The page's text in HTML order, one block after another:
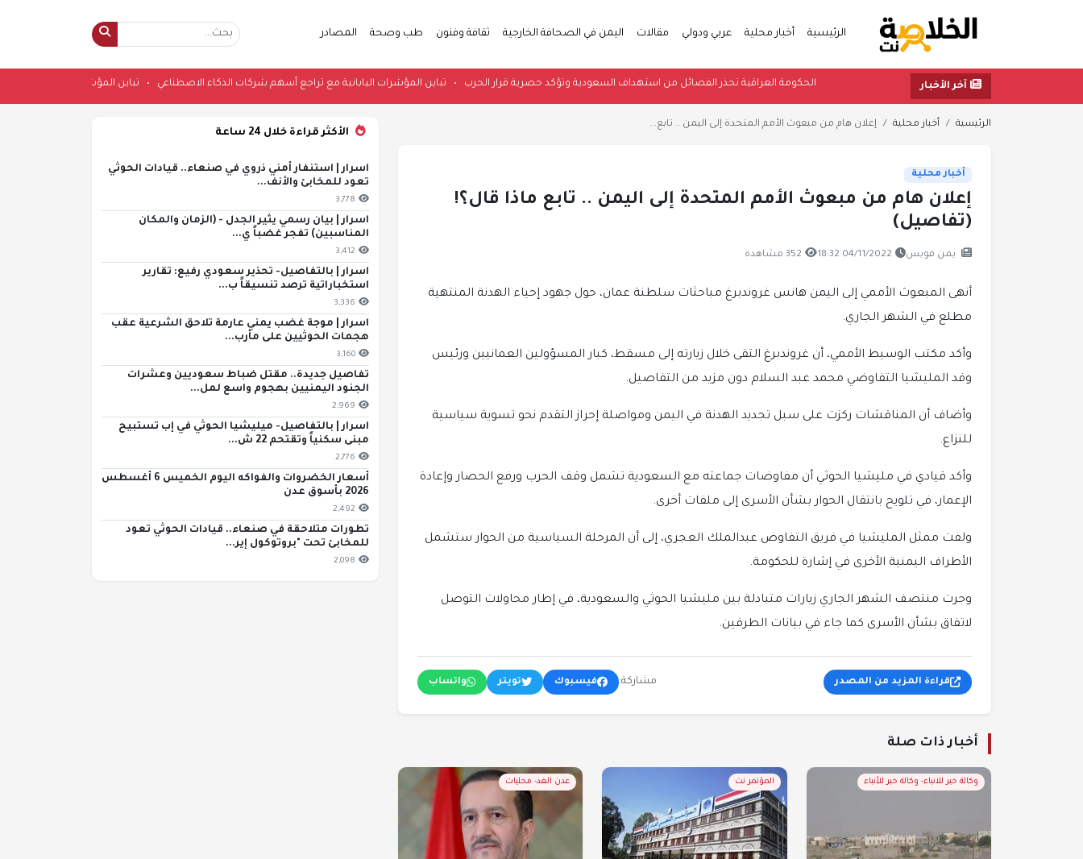
الرئيسية أخبار محلية عربي ودولي مقالات اليمن في الصحافة الخارجية ثقافة وفنون طب وصحة المصادر
آخر الأخبار الحكومة العراقية تحذر الفصائل من استهداف السعودية وتؤكد حصرية قرار الحرب•تباين المؤشرات اليابانية مع تراجع أسهم شركات الذكاء الاصطناعي•تباين المؤشرات
الرئيسية أخبار محلية إعلان هام من مبعوث الأمم المتحدة إلى اليمن .. تابع...
أخبار محلية
إعلان هام من مبعوث الأمم المتحدة إلى اليمن .. تابع ماذا قال؟!
(تفاصيل)
يمن فويس 04/11/2022 18:32 352 مشاهدة
أنهى المبعوث الأممي إلى اليمن هانس غروندبرغ مباحثات سلطنة عمان، حول جهود إحياء الهدنة المنتهية
مطلع في الشهر الجاري.
وأكد مكتب الوسيط الأممي، أن غروندبرغ التقى خلال زيارته إلى مسقط، كبار المسؤولين العمانيين ورئيس
وفد المليشيا التفاوضي محمد عبد السلام دون مزيد من التفاصيل.
وأضاف أن المناقشات ركزت على سبل تجديد الهدنة في اليمن ومواصلة إحراز التقدم نحو تسوية سياسية
للنزاع.
وأكد قيادي في مليشيا الحوثي أن مفاوضات جماعته مع السعودية تشمل وقف الحرب ورفع الحصار وإعادة
الإعمار، في تلويح بانتقال الحوار بشأن الأسرى إلى ملفات أخرى.
ولفت ممثل المليشيا في فريق التفاوض عبدالملك العجري، إلى أن المرحلة السياسية من الحوار ستشمل
الأطراف اليمنية الأخرى في إشارة للحكومة.
وجرت منتصف الشهر الجاري زيارات متبادلة بين مليشيا الحوثي والسعودية، في إطار محاولات التوصل
لاتفاق بشأن الأسرى كما جاء في بيانات الطرفين.
قراءة المزيد من المصدر مشاركة: فيسبوك تويتر واتساب
أخبار ذات صلة
وكالة خبر للانباء- وكالة خبر للأنباء المؤتمر نت عدن الغد- محليات
الأكثر قراءة خلال 24 ساعة
اسرار | استنفار أمني ذروي في صنعاء.. قيادات الحوثي
تعود للمخابئ والأنف...
3,778
اسرار | بيان رسمي يثير الجدل - (الزمان والمكان
المناسبين) تفجر غضباً ي...
3,412
اسرار | بالتفاصيل- تحذير سعودي رفيع: تقارير
استخباراتية ترصد تنسيقاً ب...
3,336
اسرار | موجة غضب يمني عارمة تلاحق الشرعية عقب
هجمات الحوثيين على مأرب...
3,160
تفاصيل جديدة.. مقتل ضباط سعوديين وعشرات
الجنود اليمنيين بهجوم واسع لمل...
2,969
اسرار | بالتفاصيل- ميليشيا الحوثي في إب تستبيح
مبنى سكنياً وتقتحم 22 ش...
2,776
أسعار الخضروات والفواكه اليوم الخميس 6 أغسطس
2026 بأسوق عدن
2,492
تطورات متلاحقة في صنعاء.. قيادات الحوثي تعود
للمخابئ تحت "بروتوكول إير...
2,098